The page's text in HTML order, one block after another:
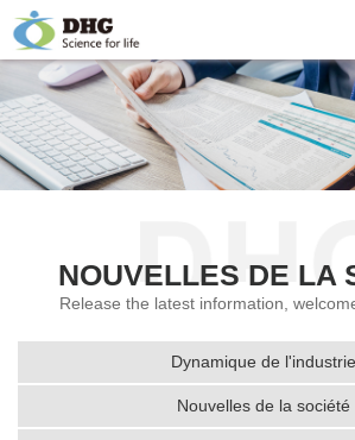
NOUVELLES DE LA
Release the latest information,
Dynamique de l'industrie
Nouvelles de la société